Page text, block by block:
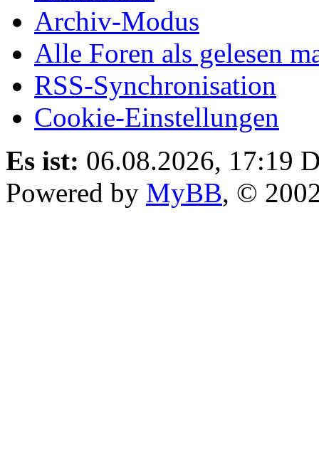
Archiv-Modus
Alle Foren als gelesen
RSS-Synchronisation
Cookie-Einstellungen
Es ist: 06.08.2026, 17:19
Powered by MyBB, ©